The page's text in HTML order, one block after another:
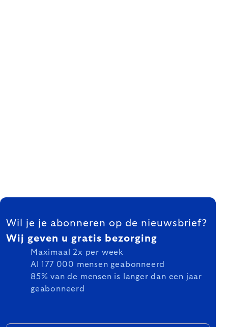
FOOTER
Wil je je abonneren op de nieuwsbrief?
Wij geven u gratis bezorging
Maximaal 2x per week
Al 177 000 mensen geabonneerd
85% van de mensen is langer dan een jaar
geabonneerd